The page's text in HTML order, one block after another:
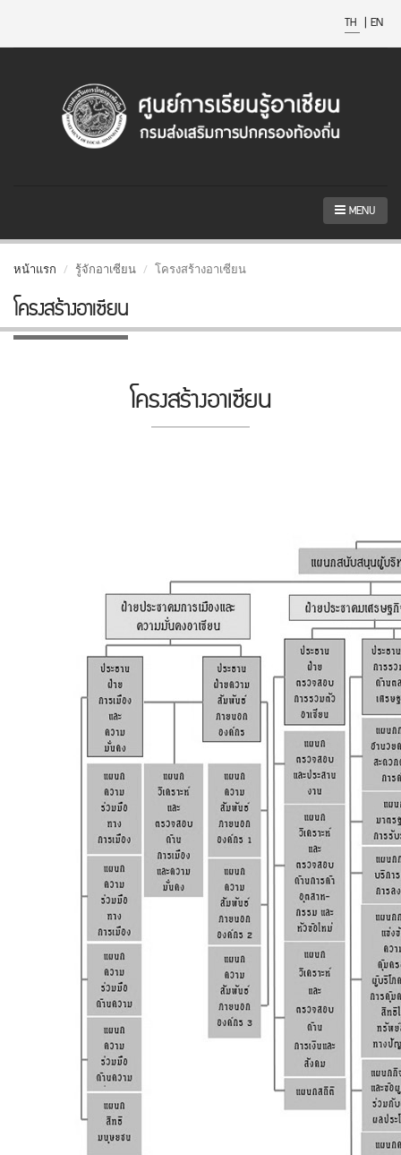
TH | EN
MENU
หน้าแรก รู้จักอาเซียน โครงสร้างอาเซียน
โครงสร้างอาเซียน
โครงสร้างอาเซียน